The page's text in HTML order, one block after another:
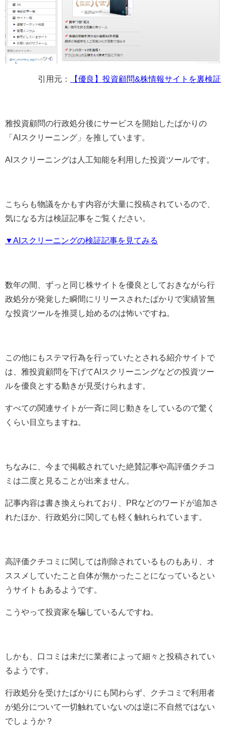
引用元： 【優良】投資顧問&株情報サイトを裏検証
雅投資顧問の行政処分後にサービスを開始したばかりの
「AIスクリーニング」を推しています。
AIスクリーニングは人工知能を利用した投資ツールです。
こちらも物議をかもす内容が大量に投稿されているので、
気になる方は検証記事をご覧ください。
▼AIスクリーニングの検証記事を見てみる
数年の間、ずっと同じ株サイトを優良としておきながら行
政処分が発覚した瞬間にリリースされたばかりで実績皆無
な投資ツールを推奨し始めるのは怖いですね。
この他にもステマ行為を行っていたとされる紹介サイトで
は、雅投資顧問を下げてAIスクリーニングなどの投資ツー
ルを優良とする動きが見受けられます。
すべての関連サイトが一斉に同じ動きをしているので驚く
くらい目立ちますね。
ちなみに、今まで掲載されていた絶賛記事や高評価クチコ
ミは二度と見ることが出来ません。
記事内容は書き換えられており、PRなどのワードが追加さ
れたほか、行政処分に関しても軽く触れられています。
高評価クチコミに関しては削除されているものもあり、オ
ススメしていたこと自体が無かったことになっているとい
うサイトもあるようです。
こうやって投資家を騙しているんですね。
しかも、口コミは未だに業者によって細々と投稿されてい
るようです。
行政処分を受けたばかりにも関わらず、クチコミで利用者
が処分について一切触れていないのは逆に不自然ではない
でしょうか？